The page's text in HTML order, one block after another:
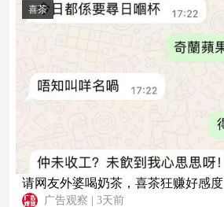
喜茶
请网友外婆喝奶茶，喜茶狂赚好感度
广告观察 3天前